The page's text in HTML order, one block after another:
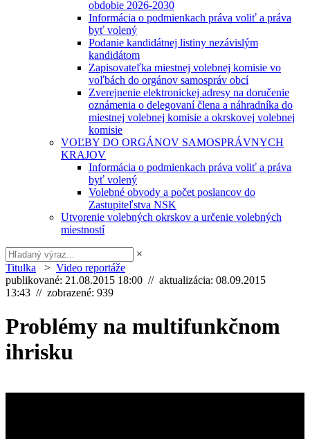
obdobie 2026-2030
Informácia o podmienkach práva voliť a práva
byť volený
Podanie kandidátnej listiny nezávislým
kandidátom
Zapisovateľka miestnej volebnej komisie vo
voľbách do orgánov samospráv obcí
Zverejnenie elektronickej adresy na doručenie
oznámenia o delegovaní člena a náhradníka do
miestnej volebnej komisie a okrskovej volebnej
komisie
VOĽBY DO ORGÁNOV SAMOSPRÁVNYCH
KRAJOV
Informácia o podmienkach práva voliť a práva
byť volený
Volebné obvody a počet poslancov do
Zastupiteľstva NSK
Utvorenie volebných okrskov a určenie volebných
miestností
×
Titulka > Video reportáže
publikované: 21.08.2015 18:00 // aktualizácia: 08.09.2015
13:43 // zobrazené: 939
Problémy na multifunkčnom
ihrisku